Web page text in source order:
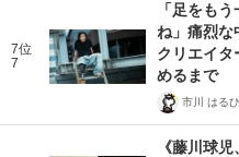
7位
7
「足をも
ね」痛烈
クリエイタ
めるまで
市川 はるひ
《藤川球